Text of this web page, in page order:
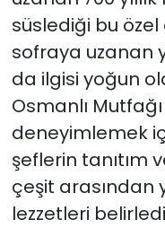
süslediği bu
sofraya uzanan
da ilgisi yoğun
Osmanlı
deneyimlemek
şeflerin tanıtım
çeşit arasından
lezzetleri